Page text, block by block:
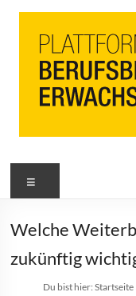
PbEB
Plattform
berufsbezogene
Welche
zukünftig
Du bist hier: Startseite